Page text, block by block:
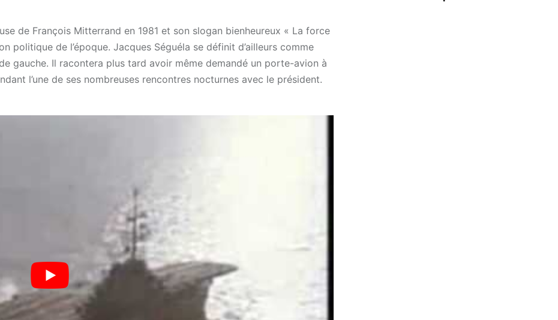
de François Mitterrand en 1981 et son slogan bienheureux « La force
politique de l’époque. Jacques Séguéla se définit d’ailleurs comme
gauche. Il racontera plus tard avoir même demandé un porte-avion à
l’une de ses nombreuses rencontres nocturnes avec le président.